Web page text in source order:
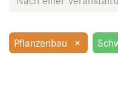
Pflanzenbau ×